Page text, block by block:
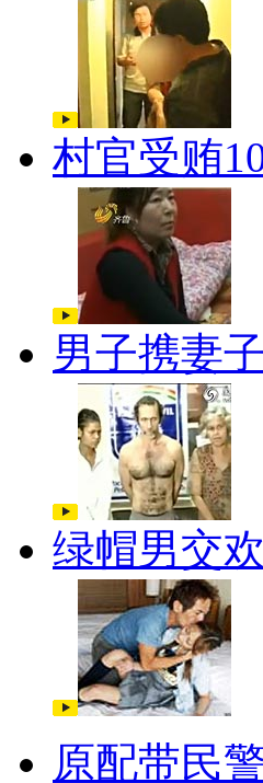
村官受贿
男子携妻
绿帽男交
原配带民